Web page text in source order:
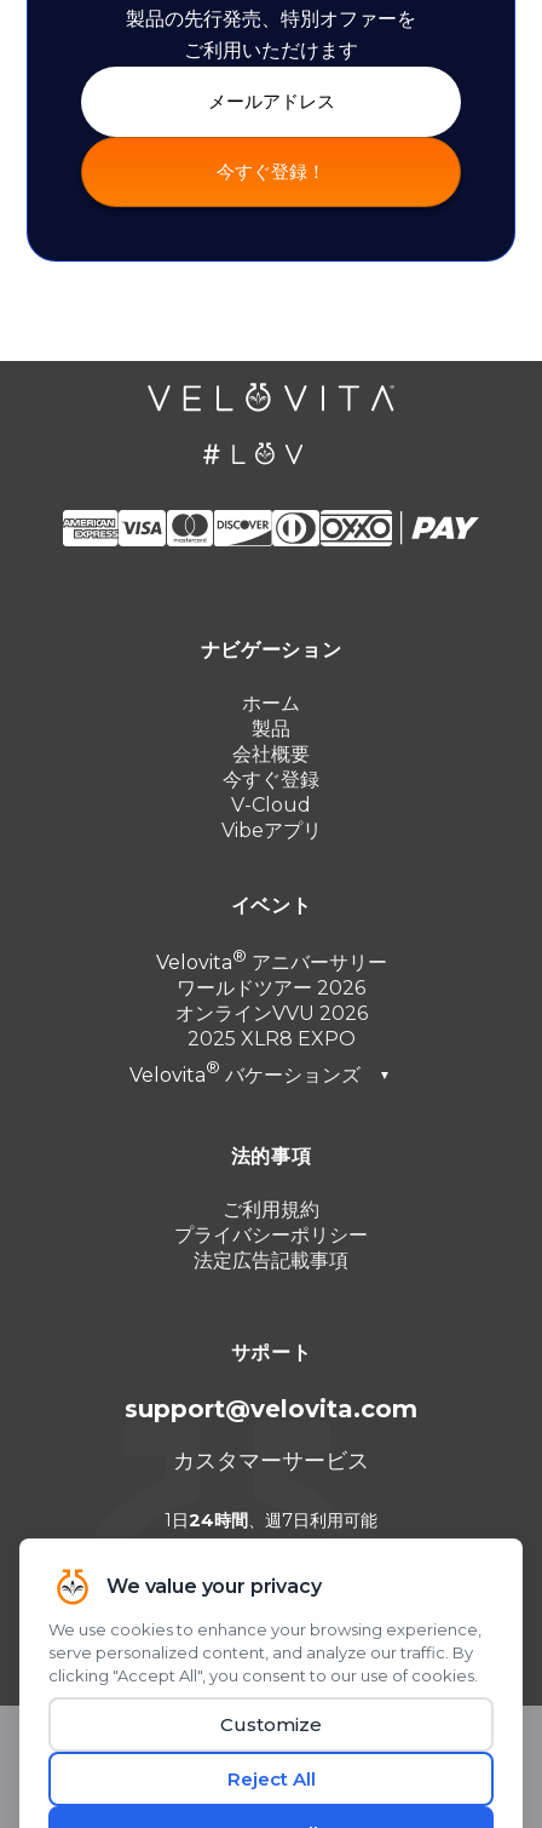
製品の先行発売、特別オファーを
ご利用いただけます
ナビゲーション
ホーム
製品
会社概要
今すぐ登録
V-Cloud
Vibeアプリ
イベント
Velovita
アニバーサリー
ワールドツアー 2026
オンラインVVU 2026
2025 XLR8 EXPO
Velovita
バケーションズ ▼
トルコ 2025
プンタ・カナ 2024
カンクン 2023
法的事項
ご利用規約
プライバシーポリシー
法定広告記載事項
サポート
support@velovita.com
カスタマーサービス
1日24時間、週7日利用可能
お困りですか？WhatsAppをご利用くださ
QRコードをスキャンまたはクリック
© 2026 Velovita® Inc. All rights reserved.
* 本製品に関する記述は、米国食品医薬品局（FDA）による評価を受